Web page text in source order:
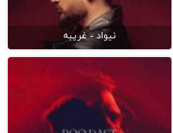
نیواد - غریبه